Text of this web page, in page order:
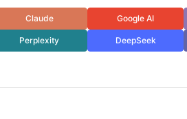
Claude Google AI
Perplexity DeepSeek